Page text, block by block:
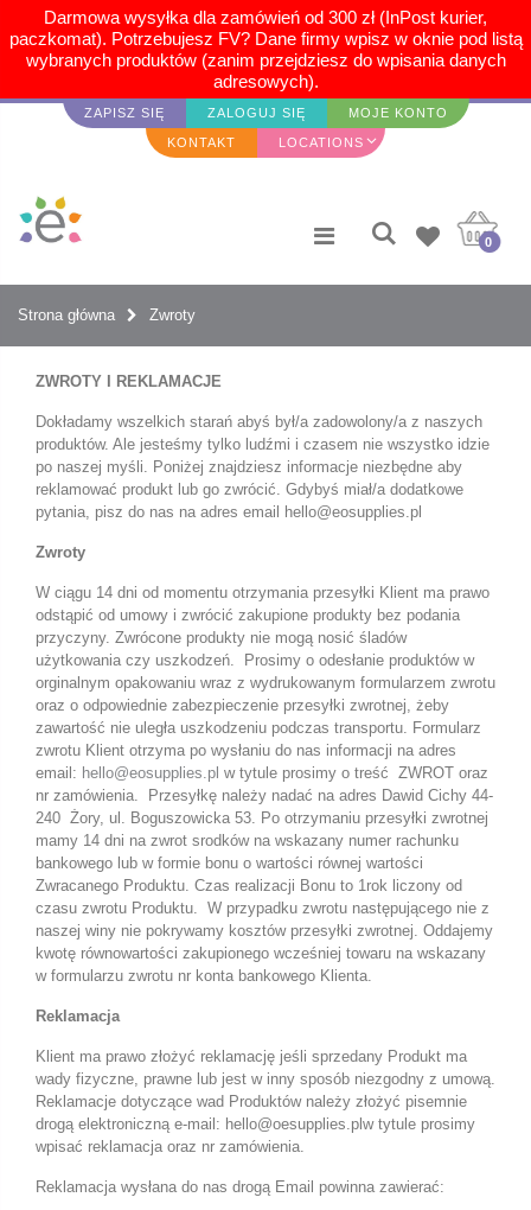
Darmowa wysyłka dla zamówień od 300 zł (InPost kurier,
paczkomat). Potrzebujesz FV? Dane firmy wpisz w oknie pod listą
wybranych produktów (zanim przejdziesz do wpisania danych
adresowych).
ZAPISZ SIĘ ZALOGUJ SIĘ MOJE KONTO
KONTAKT LOCATIONS
0
Strona główna Zwroty
ZWROTY I REKLAMACJE
Dokładamy wszelkich starań abyś był/a zadowolony/a z naszych
produktów. Ale jesteśmy tylko ludźmi i czasem nie wszystko idzie
po naszej myśli. Poniżej znajdziesz informacje niezbędne aby
reklamować produkt lub go zwrócić. Gdybyś miał/a dodatkowe
pytania, pisz do nas na adres email hello@eosupplies.pl
Zwroty
W ciągu 14 dni od momentu otrzymania przesyłki Klient ma prawo
odstąpić od umowy i zwrócić zakupione produkty bez podania
przyczyny. Zwrócone produkty nie mogą nosić śladów
użytkowania czy uszkodzeń.
Prosimy o odesłanie produktów w
orginalnym opakowaniu wraz z wydrukowanym formularzem zwrotu
oraz o odpowiednie zabezpieczenie przesyłki zwrotnej, żeby
zawartość nie uległa uszkodzeniu podczas transportu. Formularz
zwrotu Klient otrzyma po wysłaniu do nas informacji na adres
email: hello@eosupplies.pl w tytule prosimy o treść ZWROT oraz
nr zamówienia.
Przesyłkę należy nadać na adres Dawid Cichy 44-
240 Żory, ul. Boguszowicka 53. Po otrzymaniu przesyłki zwrotnej
mamy 14 dni na zwrot srodków na wskazany numer rachunku
bankowego lub w formie bonu o wartości równej wartości
Zwracanego Produktu. Czas realizacji Bonu to 1rok liczony od
czasu zwrotu Produktu. W przypadku zwrotu następującego nie z
naszej winy nie pokrywamy kosztów przesyłki zwrotnej. Oddajemy
kwotę równowartości zakupionego wcześniej towaru na wskazany
w formularzu zwrotu nr konta bankowego Klienta.
Reklamacja
Klient ma prawo złożyć reklamację jeśli sprzedany Produkt ma
wady fizyczne, prawne lub jest w inny sposób niezgodny z umową.
Reklamacje dotyczące wad Produktów należy złożyć pisemnie
drogą elektroniczną e-mail: hello@oesupplies.plw tytule prosimy
wpisać reklamacja oraz nr zamówienia.
Reklamacja wysłana do nas drogą Email powinna zawierać: